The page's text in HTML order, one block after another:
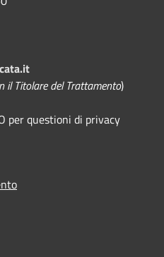
il Titolare del Trattamento)
per questioni di privacy